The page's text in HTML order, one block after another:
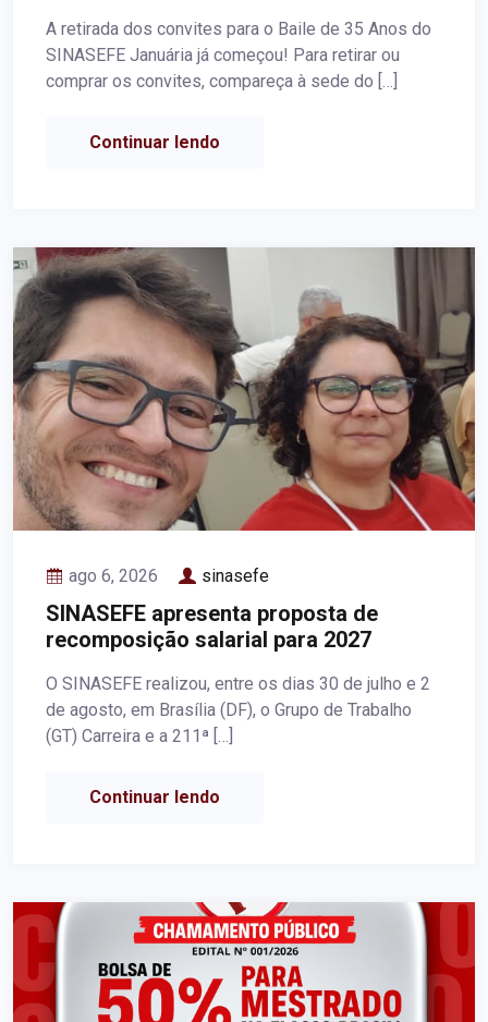
A retirada dos convites para o Baile de 35 Anos do
SINASEFE Januária já começou! Para retirar ou
comprar os convites, compareça à sede do […]
Continuar lendo
ago 6, 2026 sinasefe
SINASEFE apresenta proposta de
recomposição salarial para 2027
O SINASEFE realizou, entre os dias 30 de julho e 2
de agosto, em Brasília (DF), o Grupo de Trabalho
(GT) Carreira e a 211ª […]
Continuar lendo